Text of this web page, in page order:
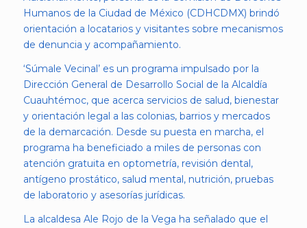
Humanos de la Ciudad de México (CDHCDMX) brindó
orientación a locatarios y visitantes sobre mecanismos
de denuncia y acompañamiento.
‘Súmale Vecinal’ es un programa impulsado por la
Dirección General de Desarrollo Social de la Alcaldía
Cuauhtémoc, que acerca servicios de salud, bienestar
y orientación legal a las colonias, barrios y mercados
de la demarcación. Desde su puesta en marcha, el
programa ha beneficiado a miles de personas con
atención gratuita en optometría, revisión dental,
antígeno prostático, salud mental, nutrición, pruebas
de laboratorio y asesorías jurídicas.
La alcaldesa Ale Rojo de la Vega ha señalado que el